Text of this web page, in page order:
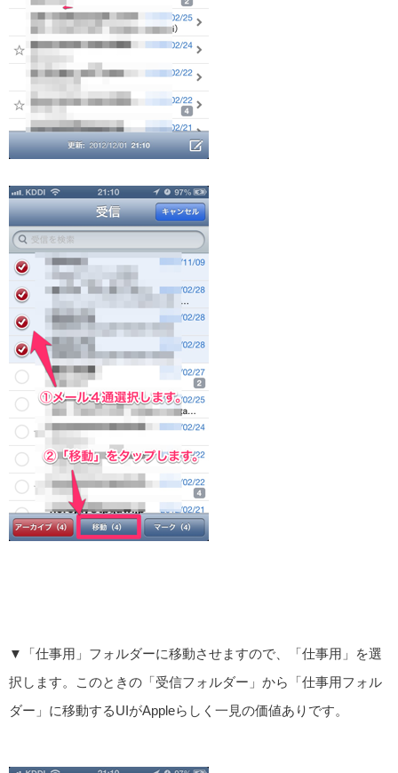
▼「仕事用」フォルダーに移動させますので、「仕事用」を選
択します。このときの「受信フォルダー」から「仕事用フォル
ダー」に移動するUIがAppleらしく一見の価値ありです。